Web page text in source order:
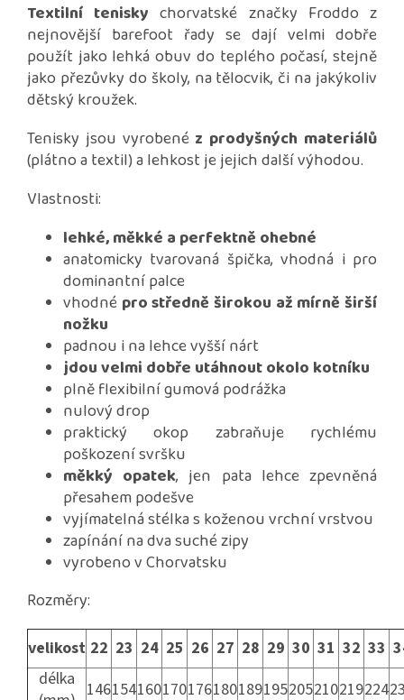
Textilní tenisky chorvatské značky Froddo z
nejnovější barefoot řady se dají velmi dobře
použít jako lehká obuv do teplého počasí, stejně
jako přezůvky do školy, na tělocvik, či na jakýkoliv
dětský kroužek.
Tenisky jsou vyrobené z prodyšných materiálů
(plátno a textil) a lehkost je jejich další výhodou.
Vlastnosti:
lehké, měkké a perfektně ohebné
anatomicky tvarovaná špička, vhodná i pro
dominantní palce
vhodné pro středně širokou až mírně širší
nožku
padnou i na lehce vyšší nárt
jdou velmi dobře utáhnout okolo kotníku
plně flexibilní gumová podrážka
nulový drop
praktický okop zabraňuje rychlému
poškození svršku
měkký opatek, jen pata lehce zpevněná
přesahem podešve
vyjímatelná stélka s koženou vrchní vrstvou
zapínání na dva suché zipy
vyrobeno v Chorvatsku
Rozměry:
velikost 22 23 24 25 26 27 28 29 30 31 32 33
délka 146154160170176180189195205210219224